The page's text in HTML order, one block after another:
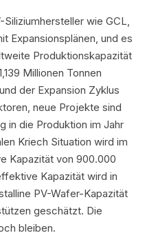
wie GCL,
Expansionsplänen, und es
Produktionskapazität
Millionen Tonnen
der Expansion Zyklus
neue Projekte sind
in die Produktion im Jahr
Kriech Situation wird im
Kapazität von 900.000
Kapazität wird in
PV-Wafer-Kapazität
geschätzt. Die
bleiben.